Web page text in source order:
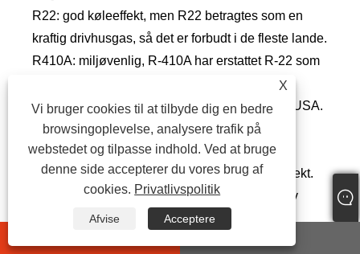
R22: god køleeffekt, men R22 betragtes som en
kraftig drivhusgas, så det er forbudt i de fleste lande.
R410A: miljøvenlig, R-410A har erstattet R-22 som
kommercielle klimaanlæg i Japan, Europa og USA.
R-410A fungerer ved højere tryk end andre
kølemidler.
R407C: en god erstatning for R22, god køleeffekt.
R404A: velegnet til anvendelse, der kræver lav
temperatur (under -10°c).
R134A: en ikke-brændbar gas, der primært bruges
X
Vi bruger cookies til at tilbyde dig en bedre
browsingoplevelse, analysere trafik på
webstedet og tilpasse indhold. Ved at bruge
denne side accepterer du vores brug af
cookies. Privatlivspolitik
Afvise Acceptere